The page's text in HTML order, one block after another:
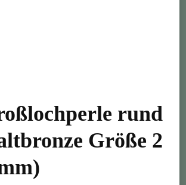
rund
Größe 2